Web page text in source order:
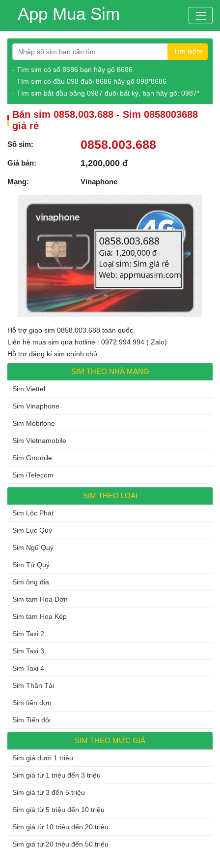
App Mua Sim
Tìm kiếm
- Tìm sim có số 8686 bạn hãy gõ 8686
- Tìm sim có đầu 098 đuôi 8686 hãy gõ 098*8686
- Tìm sim bắt đầu bằng 0987 đuôi bất kỳ, bạn hãy gõ: 0987*
Bán sim 0858.003.688 - Sim 0858003688
giá rẻ
Số sim: 0858.003.688
Giá bán: 1,200,000 đ
Mạng: Vinaphone
Hỗ trợ giao sim 0858.003.688 toàn quốc.
Liên hệ mua sim qua hotline : 0972.994.994 ( Zalo)
Hỗ trợ đăng kí sim chính chủ.
SIM THEO NHÀ MẠNG
Sim Viettel
Sim Vinaphone
Sim Mobifone
Sim Vietnamobile
Sim Gmobile
Sim iTelecom
SIM THEO LOẠI
Sim Lộc Phát
Sim Lục Quý
Sim Ngũ Quý
Sim Tứ Quý
Sim ông địa
Sim tam Hoa Đơn
Sim tam Hoa Kép
Sim Taxi 2
Sim Taxi 3
Sim Taxi 4
Sim Thần Tài
Sim tiến đơn
Sim Tiến đôi
SIM THEO MỨC GIÁ
Sim giá dưới 1 triệu
Sim giá từ 1 triệu đến 3 triệu
Sim giá từ 3 đến 5 triệu
Sim giá từ 5 triệu đến 10 triệu
Sim giá từ 10 triệu đến 20 triệu
Sim giá từ 20 triệu đến 50 triệu